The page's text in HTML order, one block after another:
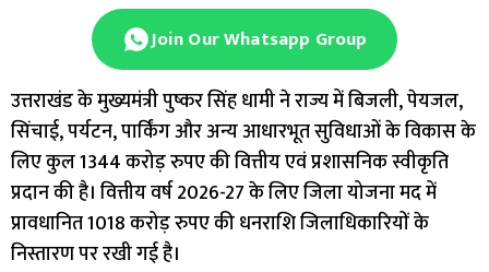
Join Our Whatsapp Group
उत्तराखंड के मुख्यमंत्री पुष्कर सिंह धामी ने राज्य में बिजली, पेयजल,
सिंचाई, पर्यटन, पार्किंग और अन्य आधारभूत सुविधाओं के विकास के
लिए कुल 1344 करोड़ रुपए की वित्तीय एवं प्रशासनिक स्वीकृति
प्रदान की है। वित्तीय वर्ष 2026-27 के लिए जिला योजना मद में
प्रावधानित 1018 करोड़ रुपए की धनराशि जिलाधिकारियों के
निस्तारण पर रखी गई है।